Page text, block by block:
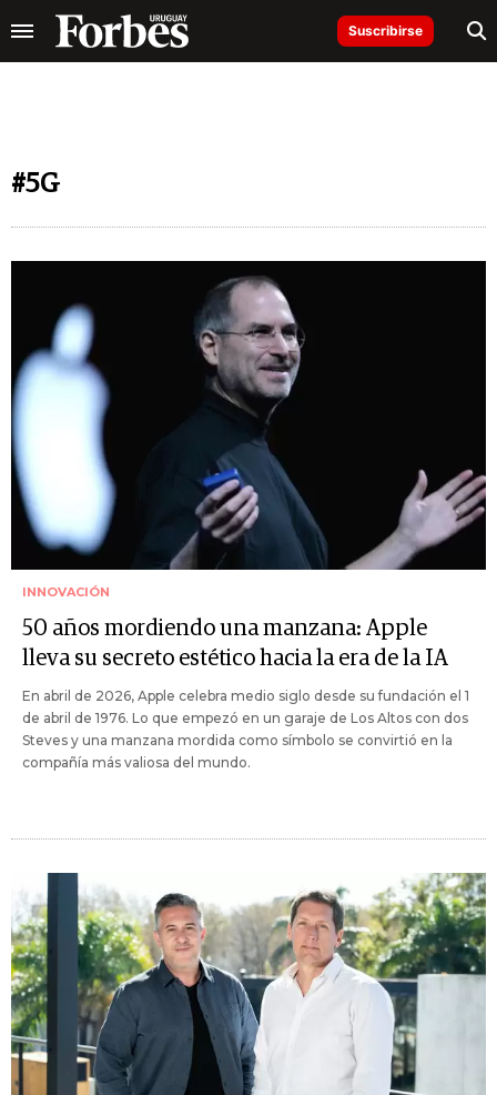
Suscribirse
#5G
INNOVACIÓN
50 años mordiendo una manzana: Apple
lleva su secreto estético hacia la era de la IA
En abril de 2026, Apple celebra medio siglo desde su fundación el 1
de abril de 1976. Lo que empezó en un garaje de Los Altos con dos
Steves y una manzana mordida como símbolo se convirtió en la
compañía más valiosa del mundo.